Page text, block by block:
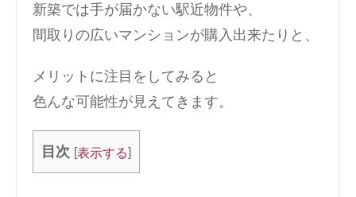
新築では手が届かない駅近物件や、
間取りの広いマンションが購入出来たりと、
メリットに注目をしてみると
色んな可能性が見えてきます。
目次 [表示する]